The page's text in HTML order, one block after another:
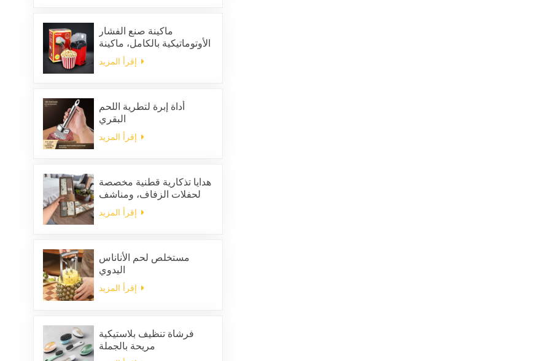
ماكينة صنع الفشار
الأوتوماتيكية بالكامل، ماكينة
صنع الفشار المنزلية
المحمولة
أداة إبرة لتطرية اللحم
البقري
هدايا تذكارية قطنية مخصصة
لحفلات الزفاف، ومناشف
مطبخ منزلية للتنظيف،
ومجموعة هدايا من المناديل
مستخلص لحم الأناناس
اليدوي
فرشاة تنظيف بلاستيكية
مريحة بالجملة